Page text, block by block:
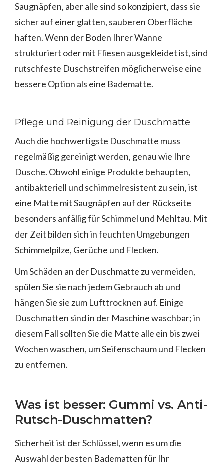
Saugnäpfen, aber alle sind so konzipiert, dass sie
sicher auf einer glatten, sauberen Oberfläche
haften. Wenn der Boden Ihrer Wanne
strukturiert oder mit Fliesen ausgekleidet ist, sind
rutschfeste Duschstreifen möglicherweise eine
bessere Option als eine Badematte.
Pflege und Reinigung der Duschmatte
Auch die hochwertigste Duschmatte muss
regelmäßig gereinigt werden, genau wie Ihre
Dusche. Obwohl einige Produkte behaupten,
antibakteriell und schimmelresistent zu sein, ist
eine Matte mit Saugnäpfen auf der Rückseite
besonders anfällig für Schimmel und Mehltau. Mit
der Zeit bilden sich in feuchten Umgebungen
Schimmelpilze, Gerüche und Flecken.
Um Schäden an der Duschmatte zu vermeiden,
spülen Sie sie nach jedem Gebrauch ab und
hängen Sie sie zum Lufttrocknen auf. Einige
Duschmatten sind in der Maschine waschbar; in
diesem Fall sollten Sie die Matte alle ein bis zwei
Wochen waschen, um Seifenschaum und Flecken
zu entfernen.
Was ist besser: Gummi vs. Anti-
Rutsch-Duschmatten?
Sicherheit ist der Schlüssel, wenn es um die
Auswahl der besten Badematten für Ihr